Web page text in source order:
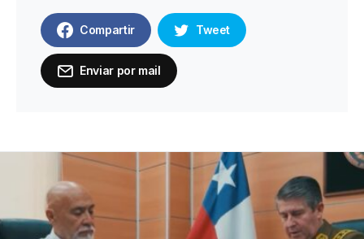
Compartir Tweet
Enviar por mail